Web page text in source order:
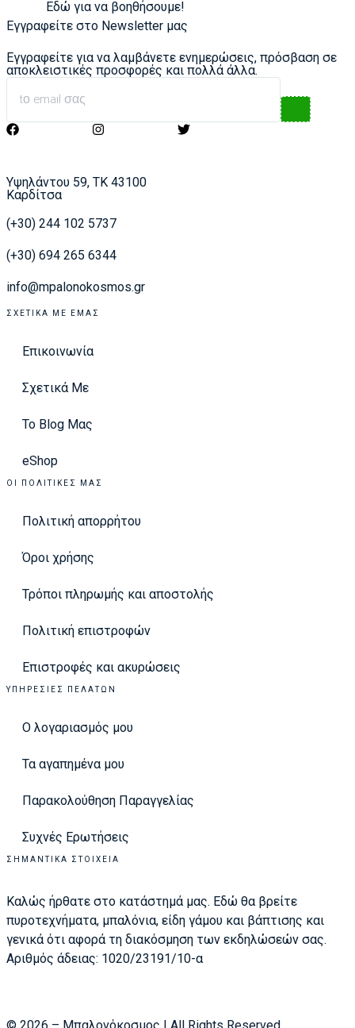
Εδώ για να βοηθήσουμε!
Εγγραφείτε στο Newsletter μας
Εγγραφείτε για να λαμβάνετε ενημερώσεις, πρόσβαση σε
αποκλειστικές προσφορές και πολλά άλλα.
Υψηλάντου 59, ΤΚ 43100
Καρδίτσα
(+30) 244 102 5737
(+30) 694 265 6344
info@mpalonokosmos.gr
ΣΧΕΤΙΚΆ ΜΕ ΕΜΆΣ
Επικοινωνία
Σχετικά Με
Το Blog Μας
eShop
ΟΙ ΠΟΛΙΤΙΚΈΣ ΜΑΣ
Πολιτική απορρήτου
Όροι χρήσης
Τρόποι πληρωμής και αποστολής
Πολιτική επιστροφών
Επιστροφές και ακυρώσεις
ΥΠΗΡΕΣΊΕΣ ΠΕΛΑΤΏΝ
Ο λογαριασμός μου
Τα αγαπημένα μου
Παρακολούθηση Παραγγελίας
Συχνές Ερωτήσεις
ΣΗΜΑΝΤΙΚΆ ΣΤΟΙΧΕΊΑ
Καλώς ήρθατε στο κατάστημά μας. Εδώ θα βρείτε
πυροτεχνήματα, μπαλόνια, είδη γάμου και βάπτισης και
γενικά ότι αφορά τη διακόσμηση των εκδηλώσεών σας.
Αριθμός άδειας: 1020/23191/10-α